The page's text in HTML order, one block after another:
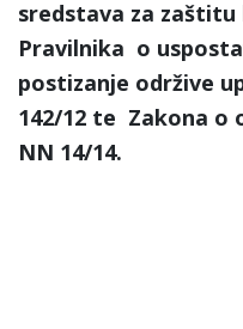
sredstava za
Pravilnika o
postizanje održive
142/12 te Zakona o
NN